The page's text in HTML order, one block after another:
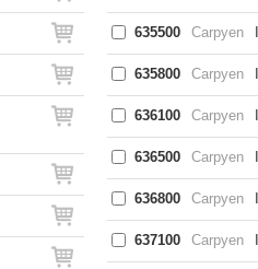
635500 Carpyen
635800 Carpyen
636100 Carpyen
636500 Carpyen
636800 Carpyen
637100 Carpyen